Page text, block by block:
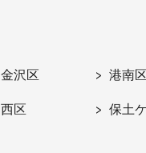
金沢区 港南区
西区 保土